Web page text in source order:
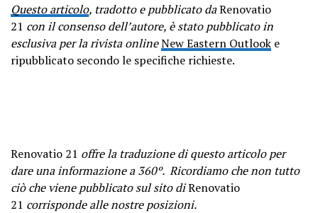
Questo articolo, tradotto e pubblicato daRenovatio
21 con il consenso dell’autore, è stato pubblicato in
esclusiva per la rivista onlineNew Eastern Outlook e
ripubblicato secondo le specifiche richieste.
Renovatio 21 offre la traduzione di questo articolo per
dare una informazione a 360º. Ricordiamo che non tutto
ciò che viene pubblicato sul sito diRenovatio
21 corrisponde alle nostre posizioni.